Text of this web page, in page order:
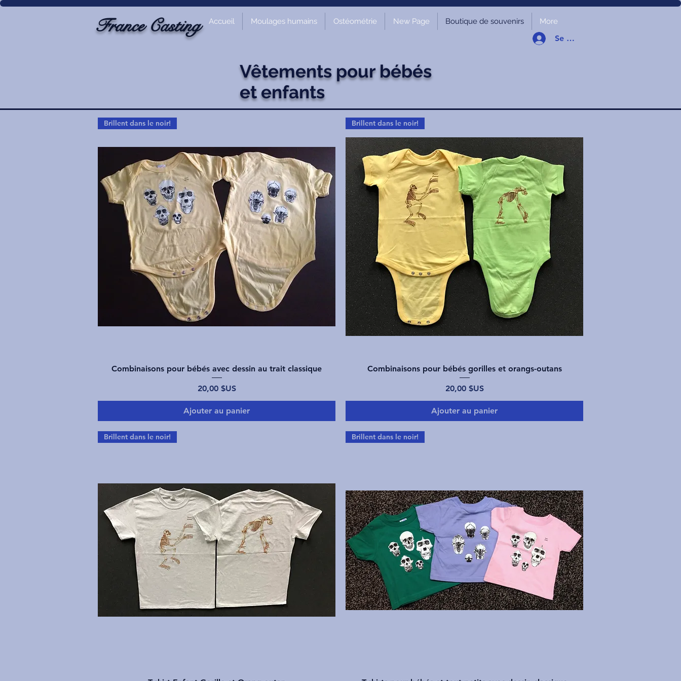
France Casting Accueil Moulages humains Ostéométrie New Page Boutique de souvenirs More
Se connecter
Vêtements pour bébés
et enfants
Aperçu rapide
Brillent dans le noir!
Combinaisons pour bébés avec dessin au trait classique
Prix
20,00 $US
Ajouter au panier
Aperçu rapide
Brillent dans le noir!
Combinaisons pour bébés gorilles et orangs-outans
Prix
20,00 $US
Ajouter au panier
Brillent dans le noir! Brillent dans le noir!